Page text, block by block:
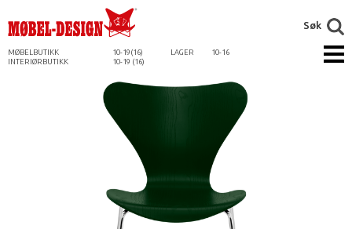
MØBELBUTIKK 10-19(16) LAGER
10-16
INTERIØRBUTIKK
10-19 (16)
Søk